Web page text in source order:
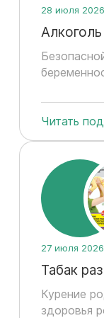
28 июля 2026
Читать
27 июля 2026
Табак
Курение
здоровья